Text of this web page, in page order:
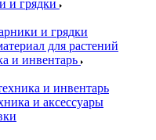
и грядки
и грядки
для растений
и инвентарь
и инвентарь
и аксессуары